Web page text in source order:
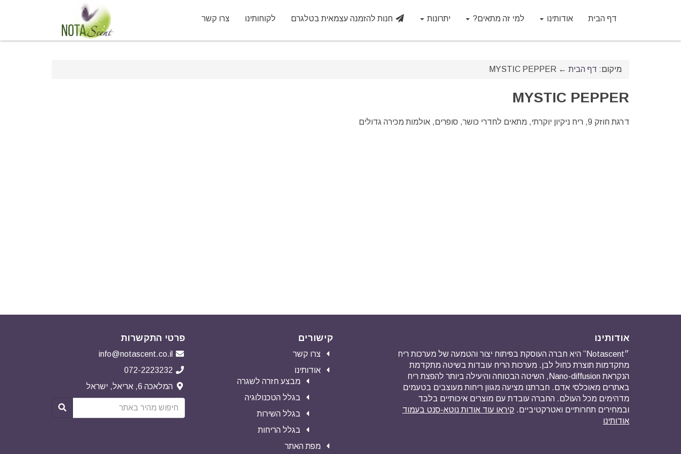
דף הבית אודותינו למי זה מתאים? יתרונות חנות להזמנה עצמאית בטלגרם לקוחותינו צרו קשר
מיקום: דף הבית ←
MYSTIC PEPPER
MYSTIC PEPPER
דרגת חוזק 9, ריח ניקיון יוקרתי, מתאים לחדרי כושר, סופרים, אולמות מכירה גדולים
אודותינו
״Notascent” היא חברה העוסקת בפיתוח יצור והטמעה של מערכות ריח
מתקדמות תוצרת כחול לבן. מערכות הריח עובדות בשיטה מתקדמת
הנקראת Nano-diffusion, השיטה הבטוחה והיעילה ביותר להפצת ריח
באתרים מאוכלסי אדם. חברתנו מציעה מגוון ריחות מעוצבים בטעמים
מדהימים מכל העולם. החברה עובדת עם מוצרים איכותיים בלבד
ובמחירים תחרותיים ואטרקטיביים. קיראו עוד אודות נוטא-סנט בעמוד
אודותינו
קישורים
צרו קשר
אודותינו
מבצע חזרה לשגרה
בגלל הטכנולוגיה
בגלל השירות
בגלל הריחות
מפת האתר
פרטי התקשרות
info@notascent.co.il
072-2223232
המלאכה 6, אריאל, ישראל